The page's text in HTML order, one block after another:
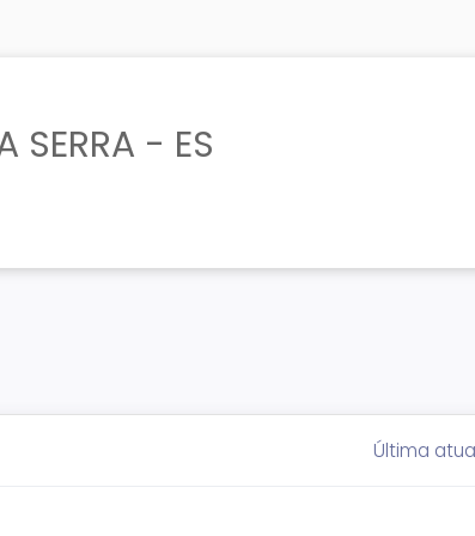
SERRA - ES
Última